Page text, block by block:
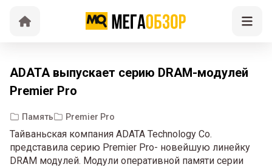
ADATA выпускает серию DRAM-модулей
Premier Pro
Память Premier Pro
Тайваньская компания ADATA Technology Co.
представила серию Premier Pro- новейшую линейку
DRAM модулей. Модули оперативной памяти серии